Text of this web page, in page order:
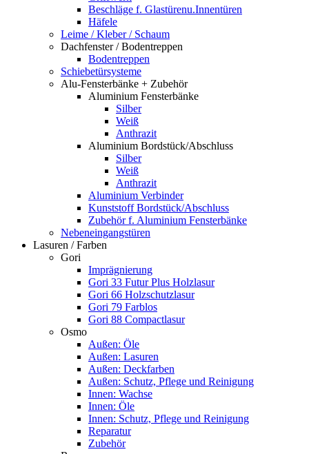
Beschläge f. Glastürenu.Innentüren
Häfele
Leime / Kleber / Schaum
Dachfenster / Bodentreppen
Bodentreppen
Schiebetürsysteme
Alu-Fensterbänke + Zubehör
Aluminium Fensterbänke
Silber
Weiß
Anthrazit
Aluminium Bordstück/Abschluss
Silber
Weiß
Anthrazit
Aluminium Verbinder
Kunststoff Bordstück/Abschluss
Zubehör f. Aluminium Fensterbänke
Nebeneingangstüren
Lasuren / Farben
Gori
Imprägnierung
Gori 33 Futur Plus Holzlasur
Gori 66 Holzschutzlasur
Gori 79 Farblos
Gori 88 Compactlasur
Osmo
Außen: Öle
Außen: Lasuren
Außen: Deckfarben
Außen: Schutz, Pflege und Reinigung
Innen: Wachse
Innen: Öle
Innen: Schutz, Pflege und Reinigung
Reparatur
Zubehör